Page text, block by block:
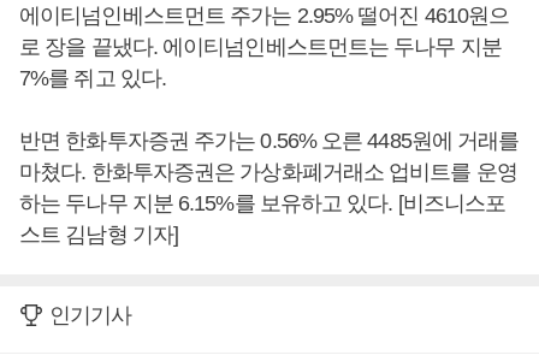
에이티넘인베스트먼트 주가는 2.95% 떨어진 4610원으
로 장을 끝냈다. 에이티넘인베스트먼트는 두나무 지분
7%를 쥐고 있다.
반면 한화투자증권 주가는 0.56% 오른 4485원에 거래를
마쳤다. 한화투자증권은 가상화폐거래소 업비트를 운영
하는 두나무 지분 6.15%를 보유하고 있다. [비즈니스포
스트 김남형 기자]
인기기사